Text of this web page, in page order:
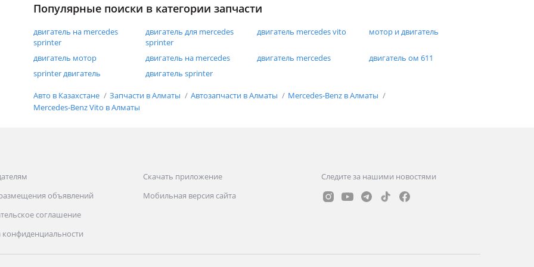
пожалеете, всем улачи
Популярные поиски в категории запчасти
двигатель на mercedes
sprinter
двигатель для mercedes
sprinter
двигатель mercedes vito мотор и двигатель
двигатель мотор двигатель на mercedes двигатель mercedes
двигатель ом 611
sprinter двигатель
двигатель sprinter
Авто в Казахстане Запчасти в Алматы Автозапчасти в Алматы
Mercedes-Benz в Алматы
Mercedes-Benz Vito в Алматы
объявлений
соглашение
конфиденциальности
Скачать приложение
Мобильная версия сайта
Следите за нашими новостями